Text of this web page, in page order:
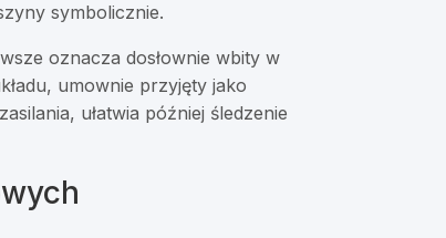
symbolicznie.
oznacza dosłownie wbity w
umownie przyjęty jako
ułatwia później śledzenie